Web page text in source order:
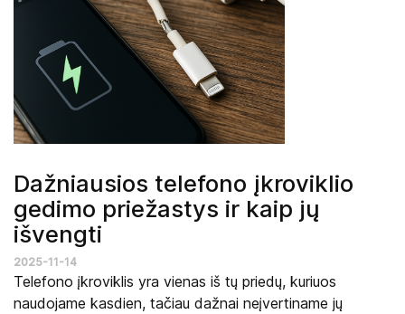
Dažniausios telefono įkroviklio
gedimo priežastys ir kaip jų
išvengti
2025-11-14
Telefono įkroviklis yra vienas iš tų priedų, kuriuos
naudojame kasdien, tačiau dažnai neįvertiname jų